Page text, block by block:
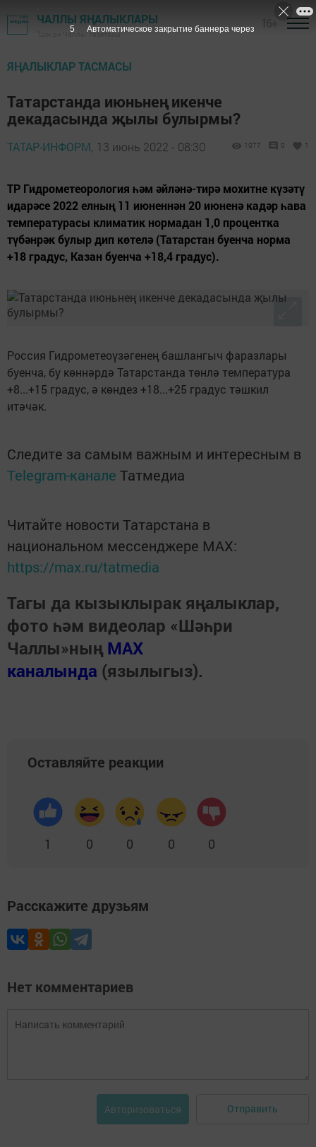
ЧАЛЛЫ ЯҢАЛЫКЛАРЫ
"Шәһри Чаллы" газетасы
ЯҢАЛЫКЛАР ТАСМАСЫ
Татарстанда июньнең икенче
декадасында җылы булырмы?
ТАТАР-ИНФОРМ, 13 июнь 2022 - 08:30 1077 0 1
ТР Гидрометеорология һәм әйләнә-тирә мохитне күзәтү
идарәсе 2022 елның 11 июненнән 20 июненә кадәр һава
температурасы климатик нормадан 1,0 процентка
түбәнрәк булыр дип көтелә (Татарстан буенча норма
+18 градус, Казан буенча +18,4 градус).
Россия Гидрометеоүзәгенең башлангыч фаразлары
буенча, бу көннәрдә Татарстанда төнлә температура
+8...+15 градус, ә көндез +18...+25 градус тәшкил
итәчәк.
Следите за самым важным и интересным в
Telegram-канале Татмедиа
Читайте новости Татарстана в
национальном мессенджере MАХ:
https://max.ru/tatmedia
Тагы да кызыклырак яңалыклар,
фото һәм видеолар «Шәһри
Чаллы»ның MAX
каналында (язылыгыз).
Оставляйте реакции
1 0 0 0 0
Расскажите друзьям
Нет комментариев
Авторизоваться Отправить
5 Автоматическое закрытие баннера через